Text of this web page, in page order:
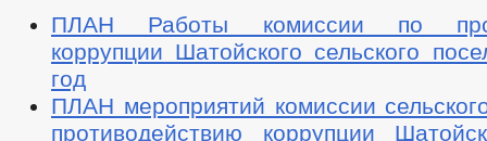
ПЛАН Работы комиссии по
коррупции Шатойского сельского
год
ПЛАН мероприятий комиссии
противодействию коррупции